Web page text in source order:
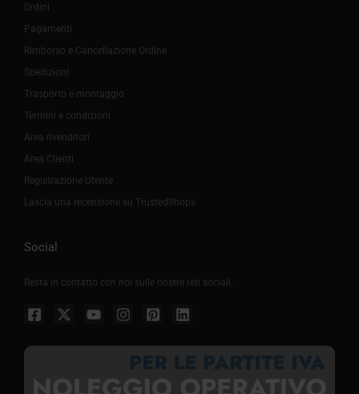
Ordini
Pagamenti
Rimborso e Cancellazione Ordine
Spedizioni
Trasporto e montaggio
Termini e condizioni
Area rivenditori
Area Clienti
Registrazione Utente
Lascia una recensione su TrustedShops
Social
Resta in contatto con noi sulle nostre reti sociali.